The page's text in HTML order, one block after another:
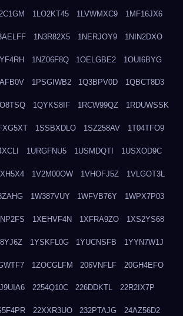
1LO2KT45 1LVWMXC9 1MF16JX6
1N3R82X5 1NERJOY9 1NIN2DXO
1NZ06F8Q 1OELGBE2 1OUI6BYG
1PSGIWB2 1Q3BPV0D 1QBCT8D3
1QYKS8IF 1RCW99QZ 1RDUWSSK
1SSBXDLO 1SZ258AV 1T04TFO9
1URGFNU5 1USMDQTI 1USXOD9C
1V2M00OW 1VHOFJ5Z 1VLGOT3L
1W387VUY 1WFVB76Y 1WPX7P03
1XEHVF4N 1XFRA9ZO 1XS2YS68
1YSKFL0G 1YUCNSFB 1YYN7W1J
1ZOCGLFM 206VNFLF 20GH4EFO
2254Q10C 226DDKTL 22R2IX7P
22XXR3UO 232PTAJG 24AZ56D2